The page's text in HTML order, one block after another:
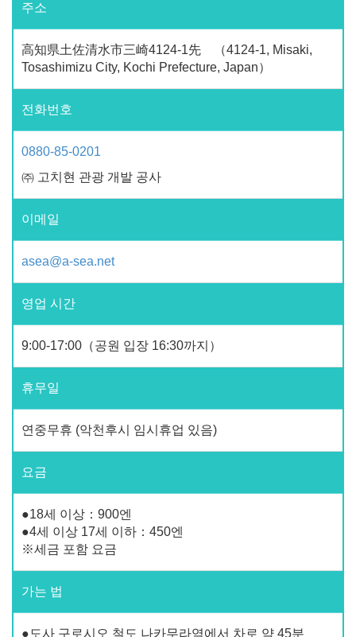
주소
高知県土佐清水市三崎4124-1先 （4124-1, Misaki,
Tosashimizu City, Kochi Prefecture, Japan）
전화번호
0880-85-0201
㈜ 고치현 관광 개발 공사
이메일
asea@a-sea.net
영업 시간
9:00-17:00（공원 입장 16:30까지）
휴무일
연중무휴 (악천후시 임시휴업 있음)
요금
●18세 이상：900엔
●4세 이상 17세 이하：450엔
※세금 포함 요금
가는 법
●도사 구로시오 철도 나카무라역에서 차로 약 45분